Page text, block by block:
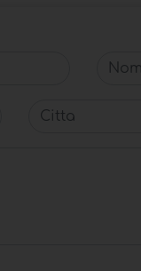
Nome
Citta